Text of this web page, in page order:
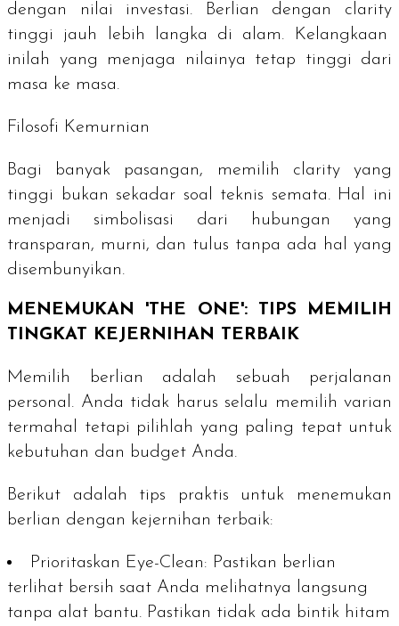
dengan nilai investasi. Berlian dengan clarity
tinggi jauh lebih langka di alam. Kelangkaan
inilah yang menjaga nilainya tetap tinggi dari
masa ke masa.
Filosofi Kemurnian
Bagi banyak pasangan, memilih clarityyang
tinggi bukan sekadar soal teknis semata. Hal ini
menjadi simbolisasi dari hubungan yang
transparan, murni, dan tulus tanpa ada hal yang
disembunyikan.
MENEMUKAN 'THE ONE': TIPS MEMILIH
TINGKAT KEJERNIHAN TERBAIK
Memilih berlian adalah sebuah perjalanan
personal. Anda tidak harus selalu memilih varian
termahal tetapi pilihlah yang paling tepat untuk
kebutuhan dan budget Anda.
Berikut adalah tips praktis untuk menemukan
berlian dengan kejernihan terbaik:
Prioritaskan Eye-Clean: Pastikan berlian
terlihat bersih saat Anda melihatnya langsung
tanpa alat bantu. Pastikan tidak ada bintik hitam